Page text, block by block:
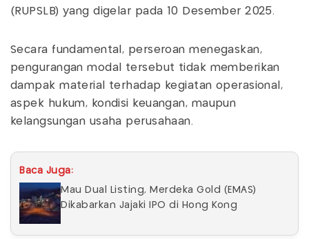
(RUPSLB) yang digelar pada 10 Desember 2025.
Secara fundamental, perseroan menegaskan,
pengurangan modal tersebut tidak memberikan
dampak material terhadap kegiatan operasional,
aspek hukum, kondisi keuangan, maupun
kelangsungan usaha perusahaan.
Baca Juga:
Mau Dual Listing, Merdeka Gold (EMAS)
Dikabarkan Jajaki IPO di Hong Kong